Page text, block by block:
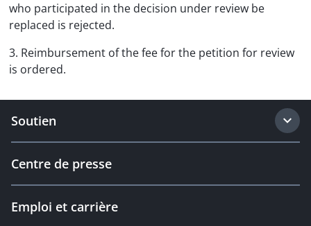
who participated in the decision under review be
replaced is rejected.
3. Reimbursement of the fee for the petition for review
is ordered.
Soutien
Centre de presse
Emploi et carrière